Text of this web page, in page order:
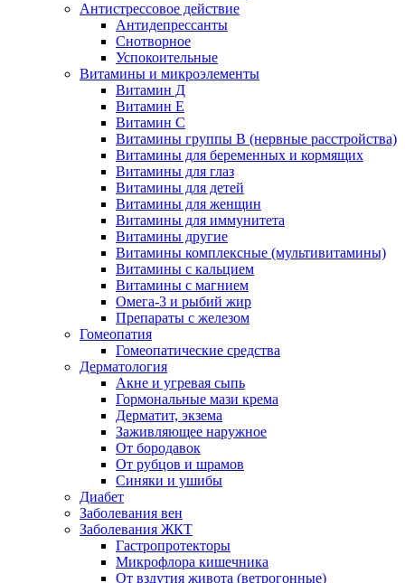
Антистрессовое действие
Антидепрессанты
Снотворное
Успокоительные
Витамины и микроэлементы
Витамин Д
Витамин Е
Витамин С
Витамины группы В (нервные расстройства)
Витамины для беременных и кормящих
Витамины для глаз
Витамины для детей
Витамины для женщин
Витамины для иммунитета
Витамины другие
Витамины комплексные (мультивитамины)
Витамины с кальцием
Витамины с магнием
Омега-3 и рыбий жир
Препараты с железом
Гомеопатия
Гомеопатические средства
Дерматология
Акне и угревая сыпь
Гормональные мази крема
Дерматит, экзема
Заживляющее наружное
От бородавок
От рубцов и шрамов
Синяки и ушибы
Диабет
Заболевания вен
Заболевания ЖКТ
Гастропротекторы
Микрофлора кишечника
От вздутия живота (ветрогонные)